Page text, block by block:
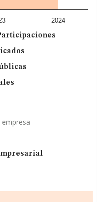
Se ha
nacional (de todas
territorio) frente al 2023.
2024